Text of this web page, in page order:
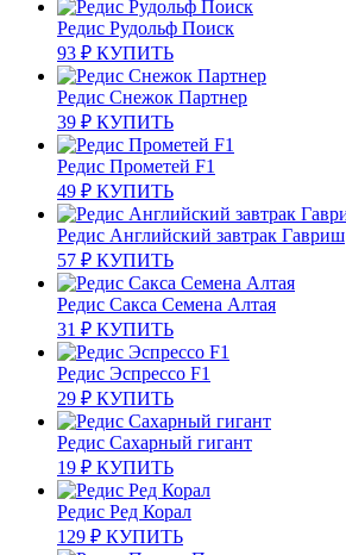
Редис Рудольф Поиск
93 ₽ КУПИТЬ
Редис Снежок Партнер
39 ₽ КУПИТЬ
Редис Прометей F1
49 ₽ КУПИТЬ
Редис Английский завтрак Гавриш
57 ₽ КУПИТЬ
Редис Сакса Семена Алтая
31 ₽ КУПИТЬ
Редис Эспрессо F1
29 ₽ КУПИТЬ
Редис Сахарный гигант
19 ₽ КУПИТЬ
Редис Ред Корал
129 ₽ КУПИТЬ